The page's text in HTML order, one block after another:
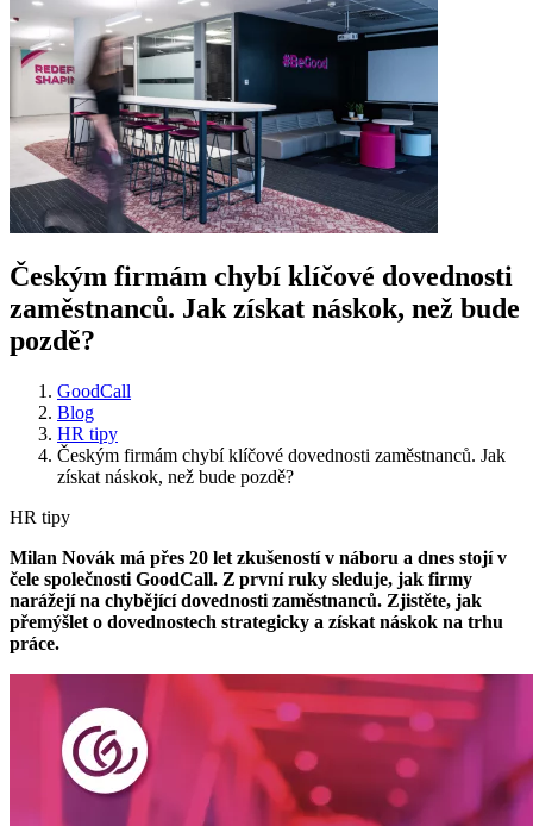
Českým firmám chybí klíčové dovednosti
zaměstnanců. Jak získat náskok, než bude
pozdě?
GoodCall
Blog
HR tipy
Českým firmám chybí klíčové dovednosti zaměstnanců. Jak
získat náskok, než bude pozdě?
HR tipy
Milan Novák má přes 20 let zkušeností v náboru a dnes stojí v
čele společnosti GoodCall. Z první ruky sleduje, jak firmy
narážejí na chybějící dovednosti zaměstnanců. Zjistěte, jak
přemýšlet o dovednostech strategicky a získat náskok na trhu
práce.